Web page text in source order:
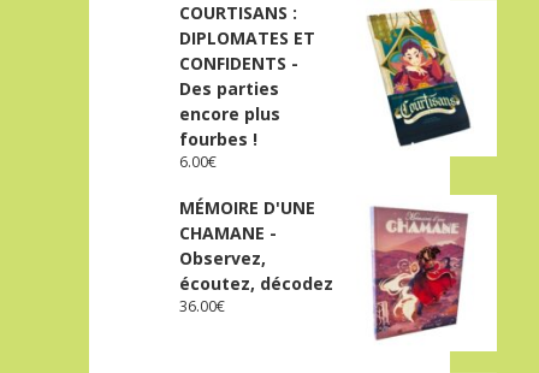
COURTISANS :
DIPLOMATES ET
CONFIDENTS -
Des parties
encore plus
fourbes !
6.00€
MÉMOIRE D'UNE
CHAMANE -
Observez,
écoutez, décodez
36.00€